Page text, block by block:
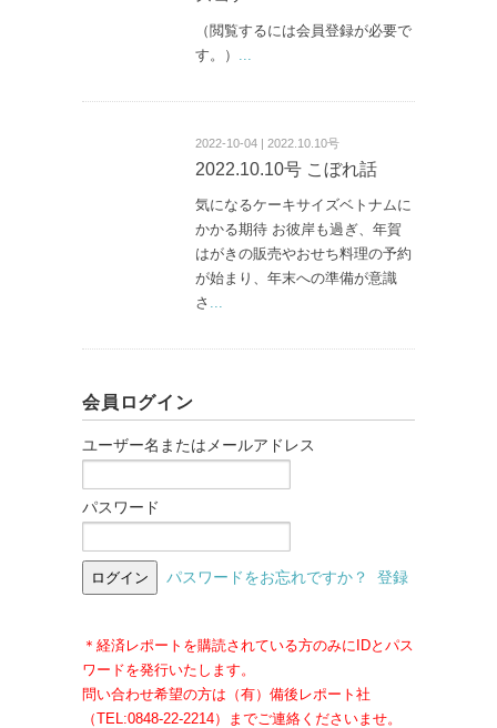
（閲覧するには会員登録が必要で
す。）
2022-10-04 | 2022.10.10号
2022.10.10号 こぼれ話
気になるケーキサイズベトナムに
かかる期待 お彼岸も過ぎ、年賀
はがきの販売やおせち料理の予約
が始まり、年末への準備が意識
さ
会員ログイン
ユーザー名またはメールアドレス
パスワード
パスワードをお忘れですか？ 登録
＊経済レポートを購読されている方のみにIDとパス
ワードを発行いたします。
問い合わせ希望の方は（有）備後レポート社
（TEL:0848-22-2214）までご連絡くださいませ。